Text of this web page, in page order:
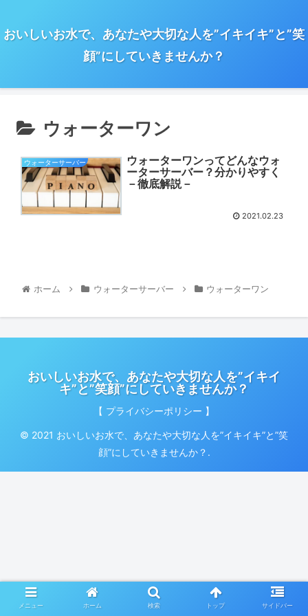
おいしいお水で、あなたや大切な人を”イキイキ”と”笑
顔”にしていきませんか？
ウォーターワン
ウォーターサーバー
ウォーターワンってどんなウォ
ーターサーバー？分かりやすく
－徹底解説－
2021.02.23
ホーム ウォーターサーバー ウォーターワン
おいしいお水で、あなたや大切な人を”イキイ
キ”と”笑顔”にしていきませんか？
【 プライバシーポリシー 】
© 2021 おいしいお水で、あなたや大切な人を”イキイキ”と”笑
顔”にしていきませんか？.
メニュー ホーム 検索 トップ サイドバー